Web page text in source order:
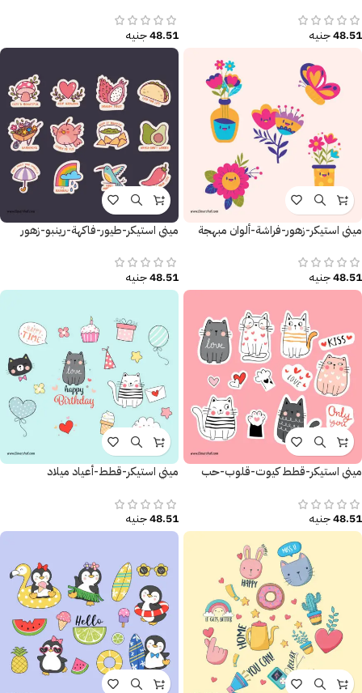
48.51جنيه 48.51جنيه
ميني استيكر-زهور-فراشة-ألوان مبهجة
48.51جنيه
ميني استيكر-طيور-فاكهة-رينبو-زهور
48.51جنيه
ميني استيكر-قطط كيوت-قلوب-حب
48.51جنيه
ميني استيكر-قطط-أعياد ميلاد
48.51جنيه